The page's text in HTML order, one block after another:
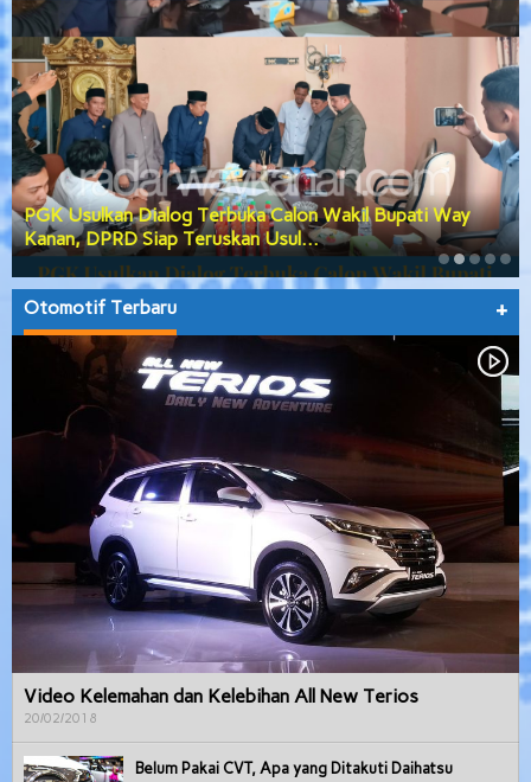
PGK Usulkan Dialog Terbuka Calon Wakil Bupati Way
Kanan, DPRD Siap Teruskan Usul…
Otomotif Terbaru +
Video Kelemahan dan Kelebihan All New Terios
20/02/2018
Belum Pakai CVT, Apa yang Ditakuti Daihatsu